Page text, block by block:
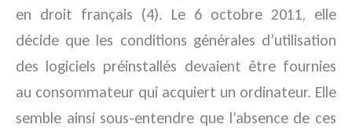
en droit français (4). Le 6 octobre 2011, elle
décide que les conditions générales d’utilisation
des logiciels préinstallés devaient être fournies
au consommateur qui acquiert un ordinateur. Elle
semble ainsi sous-entendre que l’absence de ces